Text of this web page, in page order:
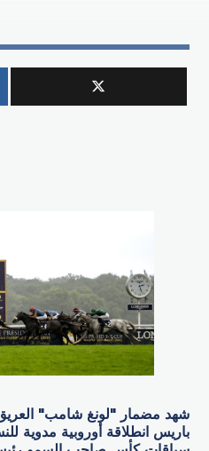
شهد مضمار "لونغ شامب"